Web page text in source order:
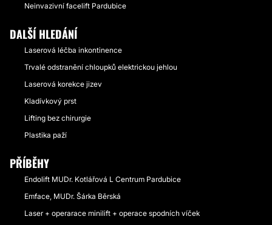
Neinvazivní facelift Pardubice
DALŠÍ HLEDÁNÍ
Laserová léčba inkontinence
Trvalé odstranění chloupků elektrickou jehlou
Laserová korekce jizev
Kladívkový prst
Lifting bez chirurgie
Plastika paží
PŘÍBĚHY
Endolift MUDr. Kotlářová L Centrum Pardubice
Emface, MUDr. Šárka Běrská
Laser + operarace minilift + operace spodních víček